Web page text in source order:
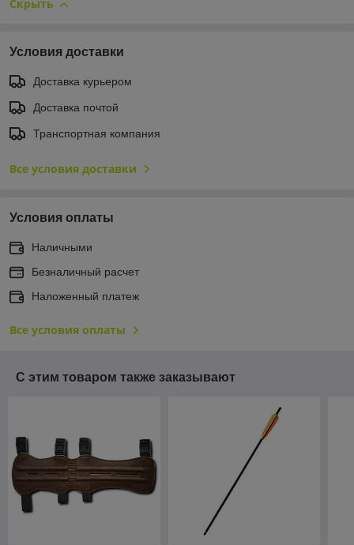
Скрыть
Условия доставки
Доставка курьером
Доставка почтой
Транспортная компания
Все условия доставки
Условия оплаты
Наличными
Безналичный расчет
Наложенный платеж
Все условия оплаты
С этим товаром также заказывают